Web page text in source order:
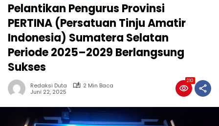
Pelantikan Pengurus Provinsi
PERTINA (Persatuan Tinju Amatir
Indonesia) Sumatera Selatan
Periode 2025–2029 Berlangsung
Sukses
Redaksi Duta
2 Min Baca
Juni 22, 2025
210